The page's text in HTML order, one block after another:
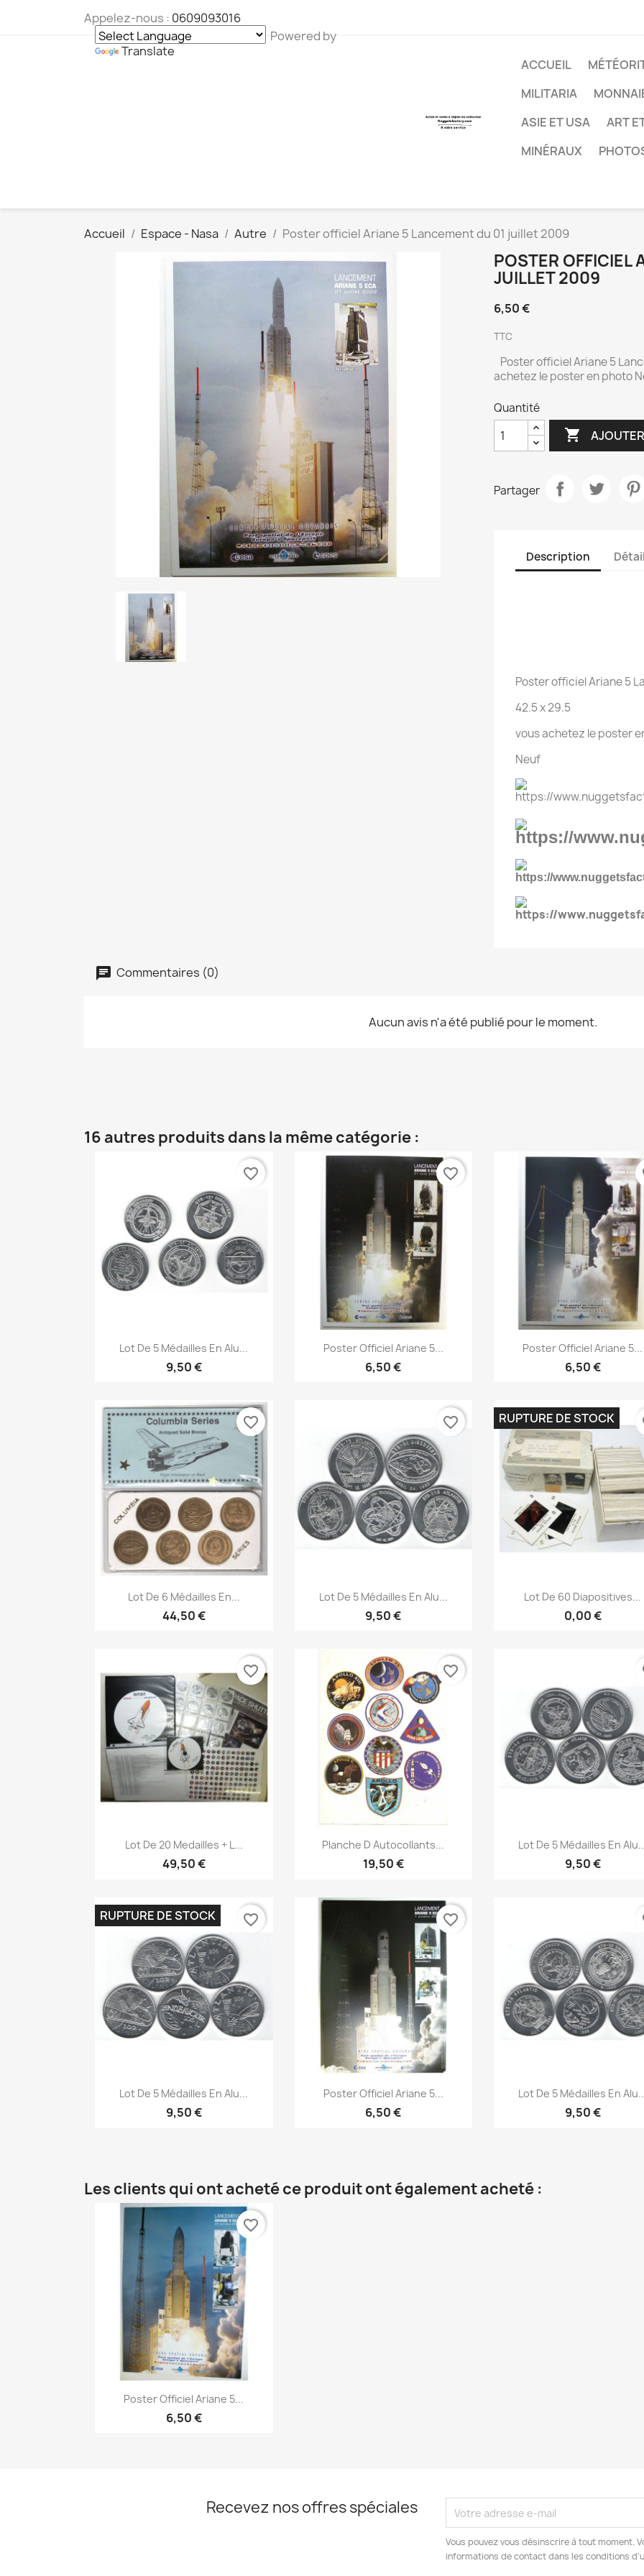
Appelez-nous : 0609093016
Powered by
Translate
ACCUEIL
MILITARIA
ASIE ET USA
ART
MINÉRAUX
Accueil Espace - Nasa Autre Poster officiel Ariane 5 Lancement du 01 juillet 2009
POSTER OFFICIEL
JUILLET 2009
6,50 €
TTC
Poster officiel Ariane 5
achetez le poster en photo
Quantité

Partager
Description
Poster officiel Ariane 5
42.5 x 29.5
vous achetez le poster
Neuf
Commentaires (0)
Aucun avis n'a été publié pour le moment.
16 autres produits dans la même catégorie :
 Aperçu rapide
Lot De 5 Médailles En Alu...
9,50 €
favorite_border
Aperçu rapide
Poster Officiel Ariane 5...
6,50 €
favorite_border
Aperçu rapide
Poster Officiel Ariane 5...
6,50 €
Aperçu rapide
Lot De 6 Médailles En...
44,50 €
favorite_border
 Aperçu rapide
Lot De 5 Médailles En Alu...
9,50 €
favorite_border
Aperçu rapide
Lot De 60 Diapositives...
0,00 €
RUPTURE DE STOCK
Aperçu rapide
Lot De 20 Medailles + L...
49,50 €
favorite_border
Aperçu rapide
Planche D Autocollants...
19,50 €
favorite_border
 Aperçu rapide
Lot De 5 Médailles En
9,50 €
 Aperçu rapide
Lot De 5 Médailles En Alu...
9,50 €
RUPTURE DE STOCK favorite_border
Aperçu rapide
Poster Officiel Ariane 5...
6,50 €
favorite_border
 Aperçu rapide
Lot De 5 Médailles En
9,50 €
Les clients qui ont acheté ce produit ont également acheté :
Aperçu rapide
Poster Officiel Ariane 5...
6,50 €
favorite_border
Recevez nos offres spéciales
Vous pouvez vous désinscrire à tout moment.
informations de contact dans les conditions